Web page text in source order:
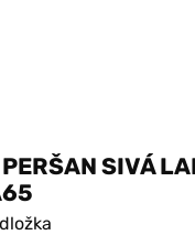
SIVÁ